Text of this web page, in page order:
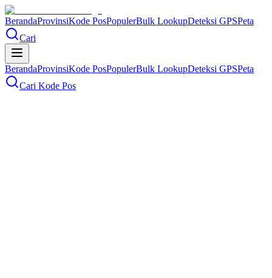
BerandaProvinsiKode PosPopulerBulk LookupDeteksi GPSPeta
Cari
BerandaProvinsiKode PosPopulerBulk LookupDeteksi GPSPeta
Cari Kode Pos